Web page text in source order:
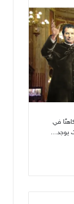
في
يوجد…